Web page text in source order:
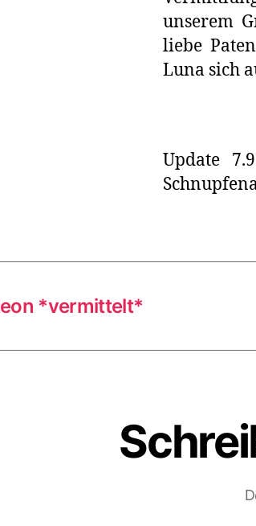
unserem
liebe
Luna sich
Update
*vermittelt*